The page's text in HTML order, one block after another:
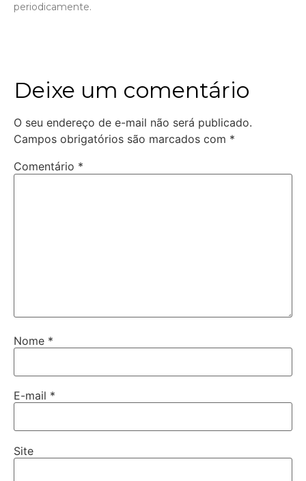
periodicamente.
Deixe um comentário
O seu endereço de e-mail não será publicado.
Campos obrigatórios são marcados com *
Comentário *
Nome *
E-mail *
Site